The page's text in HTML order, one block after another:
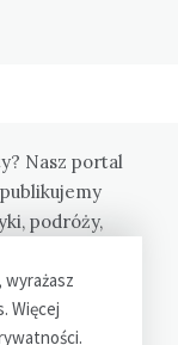
Nasz portal
podróży,
Więcej
.